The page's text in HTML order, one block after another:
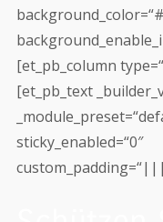
[et_pb_column
[et_pb_text
sticky_enabled=“0″